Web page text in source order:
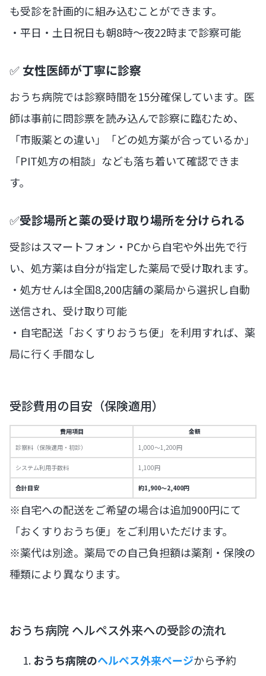
も受診を計画的に組み込むことができます。
・平日・土日祝日も朝8時〜夜22時まで診察可能
✅ 女性医師が丁寧に診察
おうち病院では診察時間を15分確保しています。医
師は事前に問診票を読み込んで診察に臨むため、
「市販薬との違い」「どの処方薬が合っているか」
「PIT処方の相談」なども落ち着いて確認できま
す。
✅受診場所と薬の受け取り場所を分けられる
受診はスマートフォン・PCから自宅や外出先で行
い、処方薬は自分が指定した薬局で受け取れます。
・処方せんは全国8,200店舗の薬局から選択し自動
送信され、受け取り可能
・自宅配送「おくすりおうち便」を利用すれば、薬
局に行く手間なし
受診費用の目安（保険適用）
費用項目
金額
診察料（保険適用・初診）
1,000〜1,200円
システム利用手数料 1,100円
合計目安 約1,900〜2,400円
※自宅への配送をご希望の場合は追加900円にて
「おくすりおうち便」をご利用いただけます。
※薬代は別途。薬局での自己負担額は薬剤・保険の
種類により異なります。
おうち病院 ヘルペス外来への受診の流れ
おうち病院のヘルペス外来ページから予約